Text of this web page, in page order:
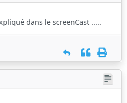
dans le screenCast .....